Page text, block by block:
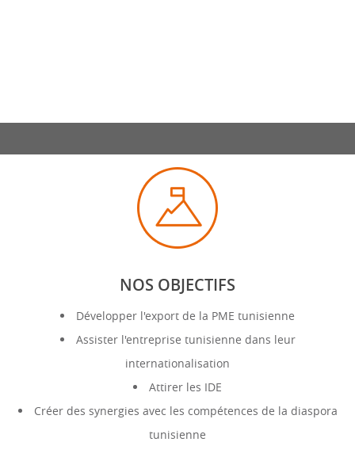
NOS OBJECTIFS
Développer l'export de la PME tunisienne
Assister l'entreprise tunisienne dans leur
internationalisation
Attirer les IDE
Créer des synergies avec les compétences de la diaspora
tunisienne